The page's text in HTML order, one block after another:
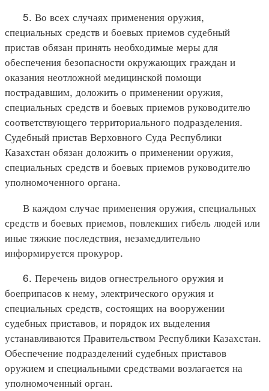
5. Во всех случаях применения оружия,
специальных средств и боевых приемов судебный
пристав обязан принять необходимые меры для
обеспечения безопасности окружающих граждан и
оказания неотложной медицинской помощи
пострадавшим, доложить о применении оружия,
специальных средств и боевых приемов руководителю
соответствующего территориального подразделения.
Судебный пристав Верховного Суда Республики
Казахстан обязан доложить о применении оружия,
специальных средств и боевых приемов руководителю
уполномоченного органа.
В каждом случае применения оружия, специальных
средств и боевых приемов, повлекших гибель людей или
иные тяжкие последствия, незамедлительно
информируется прокурор.
6. Перечень видов огнестрельного оружия и
боеприпасов к нему, электрического оружия и
специальных средств, состоящих на вооружении
судебных приставов, и порядок их выделения
устанавливаются Правительством Республики Казахстан.
Обеспечение подразделений судебных приставов
оружием и специальными средствами возлагается на
уполномоченный орган.